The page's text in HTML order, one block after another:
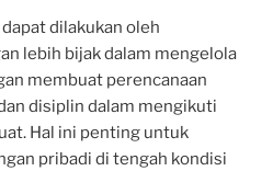
dilakukan oleh
lebih bijak dalam mengelola
membuat perencanaan
disiplin dalam mengikuti
Hal ini penting untuk
pribadi di tengah kondisi